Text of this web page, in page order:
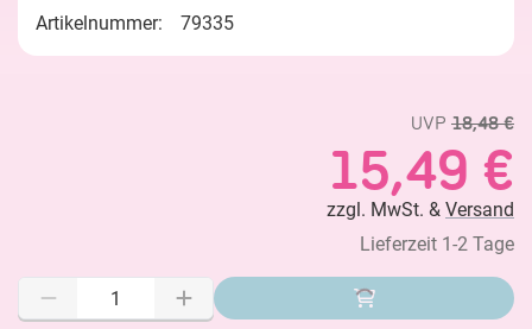
Artikelnummer: 79335
UVP 18,48 €
15,49 €
zzgl. MwSt. & Versand
Lieferzeit 1-2 Tage